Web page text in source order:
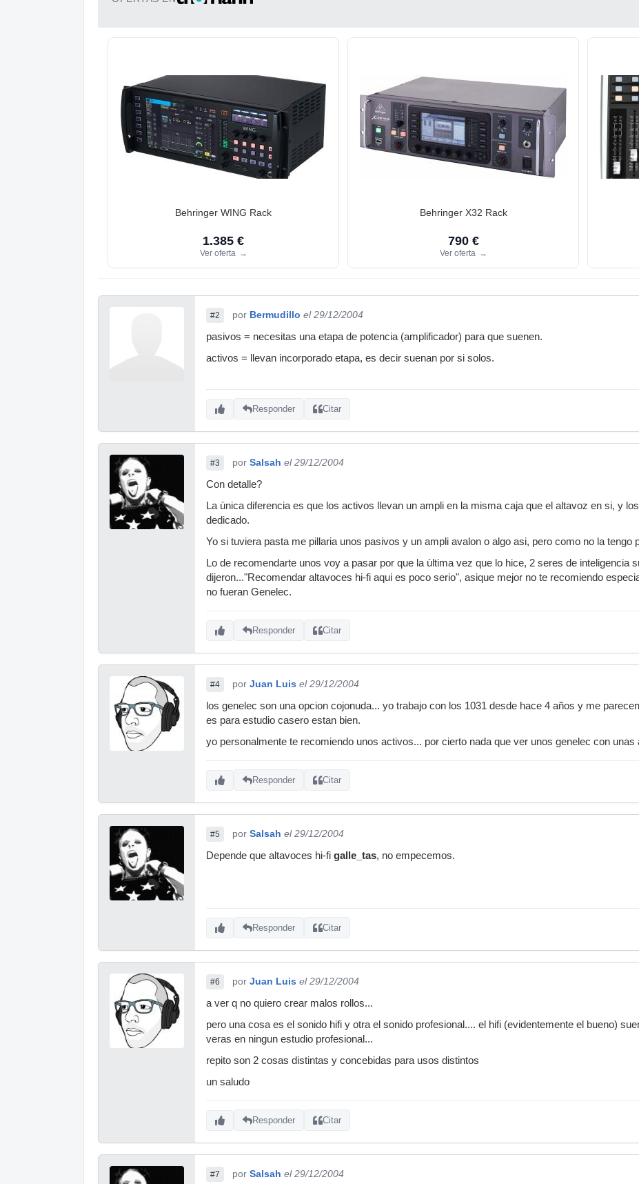
Behringer WING Rack
1.385 €
Ver oferta →
Behringer X32 Rack
790 €
Ver oferta →
#2 por Bermudillo el 29/12/2004
pasivos = necesitas una etapa de potencia (amplificador) para que suenen.
activos = llevan incorporado etapa, es decir suenan por si solos.
Responder Citar
#3 por Salsah el 29/12/2004
Con detalle?
La ùnica diferencia es que los activos llevan un ampli en la misma caja que el altavoz en si, y
dedicado.
Yo si tuviera pasta me pillaria unos pasivos y un ampli avalon o algo asi, pero como no la tengo
Lo de recomendarte unos voy a pasar por que la ùltima vez que lo hice, 2 seres de inteligencia
dijeron..."Recomendar altavoces hi-fi aqui es poco serio", asique mejor no te recomiendo
no fueran Genelec.
Responder Citar
#4 por Juan Luis el 29/12/2004
los genelec son una opcion cojonuda... yo trabajo con los 1031 desde hace 4 años y me
es para estudio casero estan bien.
yo personalmente te recomiendo unos activos... por cierto nada que ver unos genelec con unas
Responder Citar
#5 por Salsah el 29/12/2004
Depende que altavoces hi-fi galle_tas, no empecemos.
Responder Citar
#6 por Juan Luis el 29/12/2004
a ver q no quiero crear malos rollos...
pero una cosa es el sonido hifi y otra el sonido profesional.... el hifi (evidentemente el bueno)
veras en ningun estudio profesional...
repito son 2 cosas distintas y concebidas para usos distintos
un saludo
Responder Citar
#7 por Salsah el 29/12/2004